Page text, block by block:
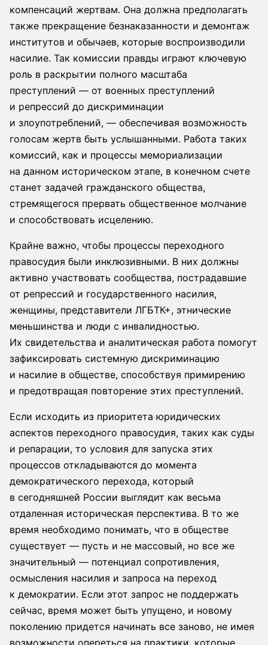
компенсаций жертвам. Она должна предполагать
также прекращение безнаказанности и демонтаж
институтов и обычаев, которые воспроизводили
насилие. Так комиссии правды играют ключевую
роль в раскрытии полного масштаба
преступлений — от военных преступлений
и репрессий до дискриминации
и злоупотреблений, — обеспечивая возможность
голосам жертв быть услышанными. Работа таких
комиссий, как и процессы мемориализации
на данном историческом этапе, в конечном счете
станет задачей гражданского общества,
стремящегося прервать общественное молчание
и способствовать исцелению.
Крайне важно, чтобы процессы переходного
правосудия были инклюзивными. В них должны
активно участвовать сообщества, пострадавшие
от репрессий и государственного насилия,
женщины, представители ЛГБТК+, этнические
меньшинства и люди с инвалидностью.
Их свидетельства и аналитическая работа помогут
зафиксировать системную дискриминацию
и насилие в обществе, способствуя примирению
и предотвращая повторение этих преступлений.
Если исходить из приоритета юридических
аспектов переходного правосудия, таких как суды
и репарации, то условия для запуска этих
процессов откладываются до момента
демократического перехода, который
в сегодняшней России выглядит как весьма
отдаленная историческая перспектива. В то же
время необходимо понимать, что в обществе
существует — пусть и не массовый, но все же
значительный — потенциал сопротивления,
осмысления насилия и запроса на переход
к демократии. Если этот запрос не поддержать
сейчас, время может быть упущено, и новому
поколению придется начинать все заново, не имея
возможности опереться на практики, которые